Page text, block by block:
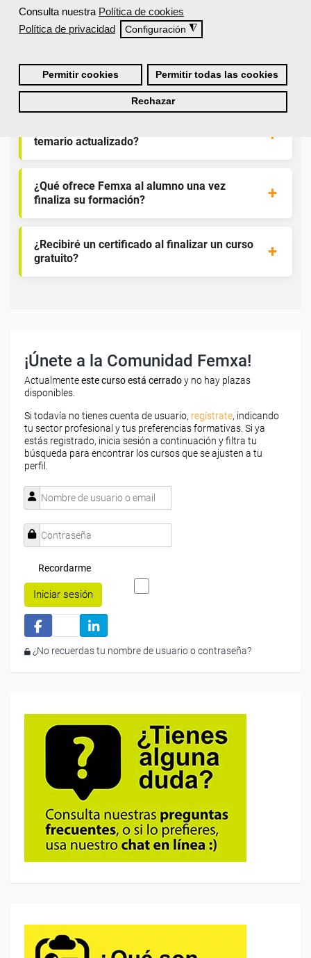
Consulta nuestra Política de cookies
Política de privacidad
Configuración ◮
Permitir cookies Permitir todas las cookies
Rechazar
¿Por qué solicitar plaza en Femxa cuando se
puede hacer directamente desde el SEPE?
¿Son los docentes un aspecto diferencial de
los cursos de Femxa?
temario actualizado?
¿Qué ofrece Femxa al alumno una vez
finaliza su formación?
¿Recibiré un certificado al finalizar un curso
gratuito?
¡Únete a la Comunidad Femxa!
Actualmenteeste curso está cerradoy no hay plazas
disponibles.
Si todavía no tienes cuenta de usuario, regístrate, indicando
tu sector profesional y tus preferencias formativas. Si ya
estás registrado, inicia sesión a continuación y filtra tu
búsqueda para encontrar los cursos que se ajusten a tu
perfil.
Recordarme
Iniciar sesión
¿No recuerdas tu nombre de usuario o contraseña?